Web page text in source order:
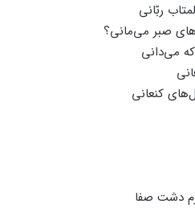
ربّانی‌
صبر می‌مانی‌؟
می‌دانی‌
کنعانی‌
دشت‌ صفا